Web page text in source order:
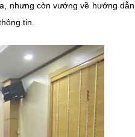
nhưng còn vướng về hướng dẫn
tin.